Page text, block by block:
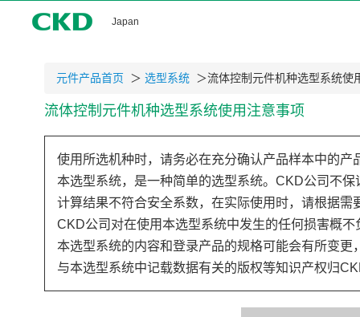
CKD
Japan
元件产品首页 ＞ 选型系统 ＞流体控制元件机种选型系统使
流体控制元件机种选型系统使用注意事项
使用所选机种时，请务必在充分确认产品样本中的
本选型系统，是一种简单的选型系统。CKD公司不
计算结果不符合安全系数，在实际使用时，请根据需
CKD公司对在使用本选型系统中发生的任何损害概不
本选型系统的内容和登录产品的规格可能会有所变更
与本选型系统中记载数据有关的版权等知识产权归